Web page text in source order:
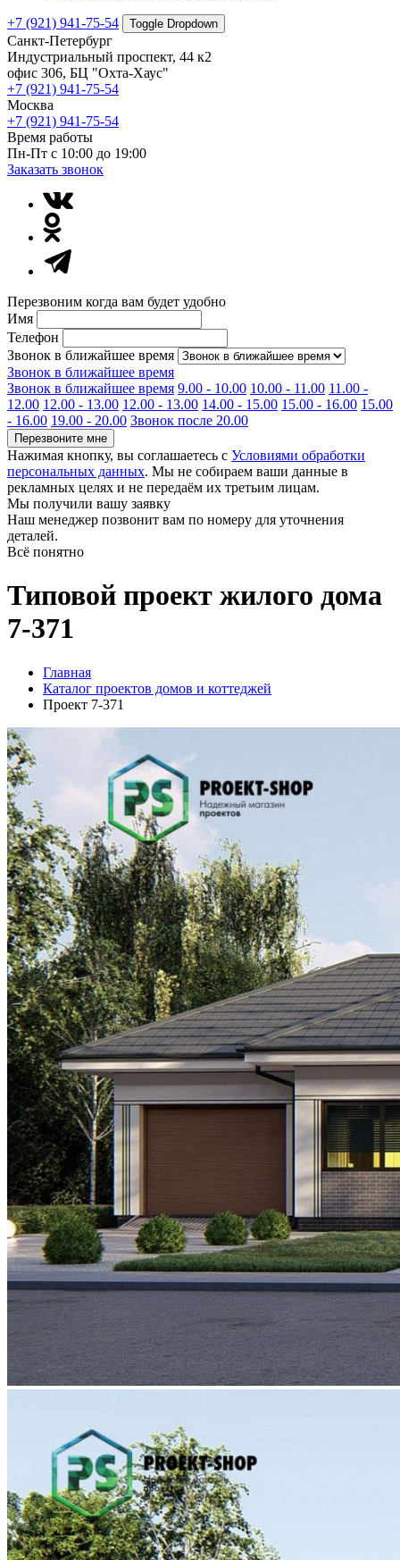
+7 (921) 941-75-54 Toggle Dropdown
Санкт-Петербург
Индустриальный проспект, 44 к2
офис 306, БЦ "Охта-Хаус"
+7 (921) 941-75-54
Москва
+7 (921) 941-75-54
Время работы
Пн-Пт с 10:00 до 19:00
Заказать звонок
Перезвоним когда вам будет удобно
Имя
Телефон
Звонок в ближайшее время
Звонок в ближайшее время
Звонок в ближайшее время 9.00 - 10.00 10.00 - 11.00 11.00 -
12.00 12.00 - 13.00 12.00 - 13.00 14.00 - 15.00 15.00 - 16.00 15.00
- 16.00 19.00 - 20.00 Звонок после 20.00
Перезвоните мне
Нажимая кнопку, вы соглашаетесь с Условиями обработки
персональных данных. Мы не собираем ваши данные в
рекламных целях и не передаём их третьим лицам.
Мы получили вашу заявку
Наш менеджер позвонит вам по номеру для уточнения
деталей.
Всё понятно
Типовой проект жилого дома
7-371
Главная
Каталог проектов домов и коттеджей
Проект 7-371